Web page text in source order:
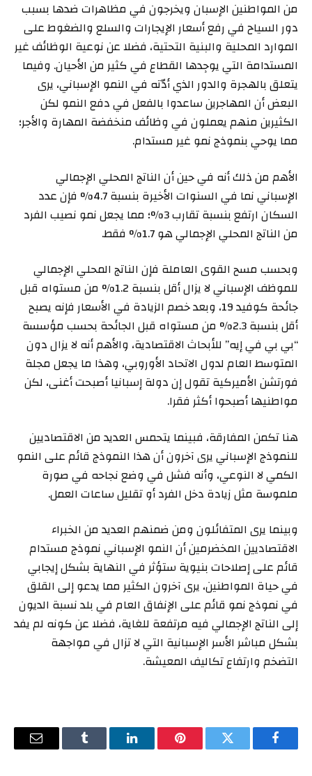
من المواطنين الإسبان ويخرجون في مظاهرات ضدها بسبب
دور السياح في رفع أسعار الإيجارات والسلع والضغوط على
الموارد المحلية والبنية التحتية، فضلا عن نوعية الوظائف غير
المستدامة التي يوجِدها القطاع في كثير من الأحيان. وفيما
يتعلق بالهجرة والدور الذي أدّته في النمو الإسباني، يرى
البعض أن المهاجرين ساعدوا بالفعل في دفع النمو لكن
الكثيرين منهم يعملون في وظائف منخفضة المهارة والأجر؛
مما يوحي بنموذج نمو غير مستدام.
الأهم من ذلك أنه في حين أن الناتج المحلي الإجمالي
الإسباني نما في السنوات الأخيرة بنسبة 4.7% فإن عدد
السكان ارتفع بنسبة تقارب 3%؛ مما يجعل نمو نصيب الفرد
من الناتج المحلي الإجمالي هو 1.7% فقط.
وبحسب مسح القوى العاملة فإن الناتج المحلي الإجمالي
للموظف الإسباني لا يزال أقل بنسبة 1.2% من مستواه قبل
جائحة كوفيد 19، وبعد خصم الزيادة في الأسعار فإنه يصبح
أقل بنسبة 2.3% من مستواه قبل الجائحة بحسب مؤسسة
“بي بي في إيه” للأبحاث الاقتصادية، والأهم أنه لا يزال دون
المتوسط العام لدول الاتحاد الأوروبي، وهذا ما يجعل مجلة
فورتشن الأميركية تقول إن دولة إسبانيا أصبحت أغنى، لكن
مواطنيها أصبحوا أكثر فقرا.
هنا تكمن المفارقة، فبينما يتحمس العديد من الاقتصاديين
للنموذج الإسباني يرى آخرون أن هذا النموذج قائم على النمو
الكمي لا النوعي، وأنه فشل في وضع نجاحه في صورة
ملموسة مثل زيادة دخل الفرد أو تقليل ساعات العمل.
وبينما يرى المتفائلون ومن ضمنهم العديد من الخبراء
الاقتصاديين المخضرمين أن النمو الإسباني نموذج مستدام
قائم على إصلاحات بنيوية ستؤثر في النهاية بشكل إيجابي
في حياة المواطنين، يرى آخرون الكثير مما يدعو إلى القلق
في نموذج نمو قائم على الإنفاق العام في بلد نسبة الديون
إلى الناتج الإجمالي فيه مرتفعة للغاية، فضلا عن كونه لم يفد
بشكل مباشر الأسر الإسبانية التي لا تزال في مواجهة
التضخم وارتفاع تكاليف المعيشة.
فيسبوك تويتر بينتيريستلينكدإن Tumblr
البريد